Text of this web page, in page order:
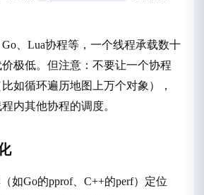
Go、Lua协程等，一个线程承载数十
极低。但注意：不要让一个协程
如循环遍历地图上万个对象），
内其他协程的调度。
如Go的pprof、C++的perf）定位